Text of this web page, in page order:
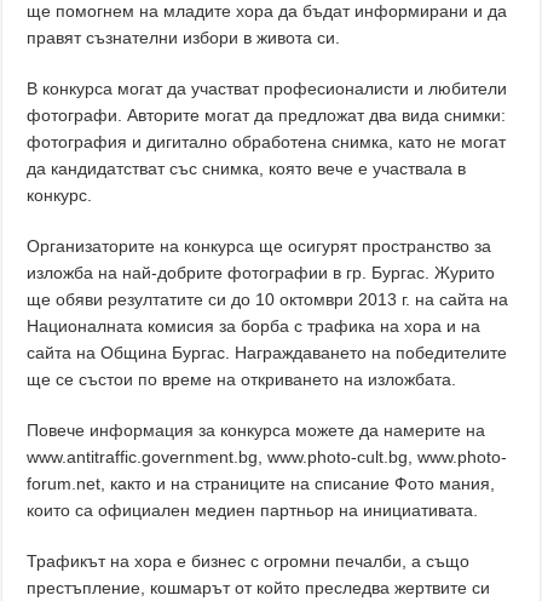
ще помогнем на младитe хора да бъдат информирани и да
правят съзнателни избори в живота си.
В конкурса могат да участват професионалисти и любители
фотографи. Авторите могат да предложат два вида снимки:
фотография и дигитално обработена снимка, като не могат
да кандидатстват със снимка, която вече е участвала в
конкурс.
Организаторите на конкурса ще осигурят пространство за
изложба на най-добрите фотографии в гр. Бургас. Журито
ще обяви резултатите си до 10 октомври 2013 г. на сайта на
Националната комисия за борба с трафика на хора и на
сайта на Община Бургас. Награждаването на победителите
ще се състои по време на откриването на изложбата.
Повече информация за конкурса можете да намерите на
www.antitraffic.government.bg, www.photo-cult.bg, www.photo-
forum.net, както и на страниците на списание Фото мания,
които са официален медиен партньор на инициативата.
Трафикът на хора е бизнес с огромни печалби, а също
престъпление, кошмарът от който преследва жертвите си